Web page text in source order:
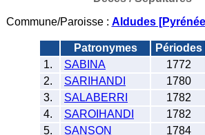
Commune/Paroisse : Aldudes
Patronymes Périodes
1.
SABINA 1772
2.
SARIHANDI 1780
3.
SALABERRI 1782
4.
SAROIHANDI 1782
5.
SANSON 1784